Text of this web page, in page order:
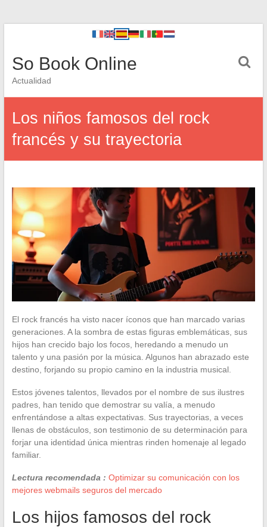
So Book Online
Actualidad
Los niños famosos del rock
francés y su trayectoria
El rock francés ha visto nacer íconos que han marcado varias
generaciones. A la sombra de estas figuras emblemáticas, sus
hijos han crecido bajo los focos, heredando a menudo un
talento y una pasión por la música. Algunos han abrazado este
destino, forjando su propio camino en la industria musical.
Estos jóvenes talentos, llevados por el nombre de sus ilustres
padres, han tenido que demostrar su valía, a menudo
enfrentándose a altas expectativas. Sus trayectorias, a veces
llenas de obstáculos, son testimonio de su determinación para
forjar una identidad única mientras rinden homenaje al legado
familiar.
Lectura recomendada : Optimizar su comunicación con los
mejores webmails seguros del mercado
Los hijos famosos del rock